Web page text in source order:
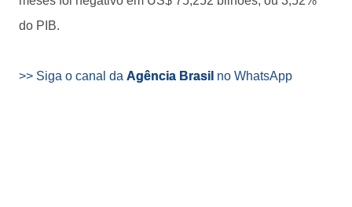
do PIB.
>> Siga o canal da Agência Brasil no WhatsApp